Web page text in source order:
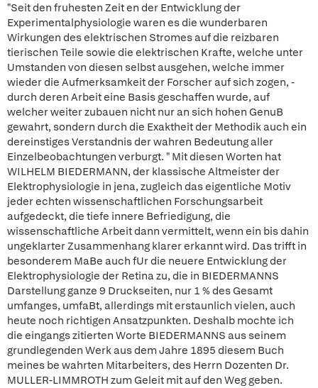
"Seit den fruhesten Zeit en der Entwicklung der
Experimentalphysiologie waren es die wunderbaren
Wirkungen des elektrischen Stromes auf die reizbaren
tierischen Teile sowie die elektrischen Krafte, welche unter
Umstanden von diesen selbst ausgehen, welche immer
wieder die Aufmerksamkeit der Forscher auf sich zogen, -
durch deren Arbeit eine Basis geschaffen wurde, auf
welcher weiter zubauen nicht nur an sich hohen GenuB
gewahrt, sondern durch die Exaktheit der Methodik auch ein
dereinstiges Verstandnis der wahren Bedeutung aller
Einzelbeobachtungen verburgt. " Mit diesen Worten hat
WILHELM BIEDERMANN, der klassische Altmeister der
Elektrophysiologie in jena, zugleich das eigentliche Motiv
jeder echten wissenschaftlichen Forschungsarbeit
aufgedeckt, die tiefe innere Befriedigung, die
wissenschaftliche Arbeit dann vermittelt, wenn ein bis dahin
ungeklarter Zusammenhang klarer erkannt wird. Das trifft in
besonderem MaBe auch fUr die neuere Entwicklung der
Elektrophysiologie der Retina zu, die in BIEDERMANNS
Darstellung ganze 9 Druckseiten, nur 1 % des Gesamt
umfanges, umfaBt, allerdings mit erstaunlich vielen, auch
heute noch richtigen Ansatzpunkten. Deshalb mochte ich
die eingangs zitierten Worte BIEDERMANNS aus seinem
grundlegenden Werk aus dem Jahre 1895 diesem Buch
meines be wahrten Mitarbeiters, des Herrn Dozenten Dr.
MULLER-LIMMROTH zum Geleit mit auf den Weg geben.